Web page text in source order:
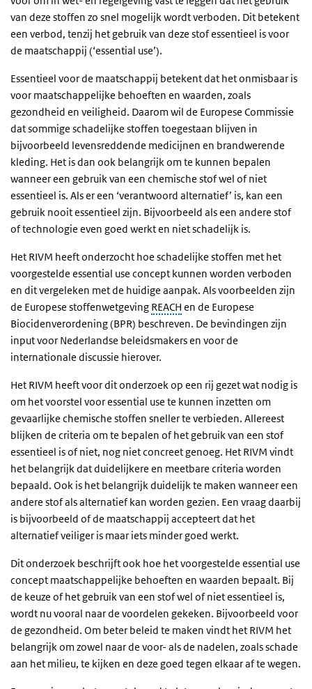
van deze stoffen zo snel mogelijk wordt verboden. Dit betekent
een verbod, tenzij het gebruik van deze stof essentieel is voor
de maatschappij (‘essential use’).
Essentieel voor de maatschappij betekent dat het onmisbaar is
voor maatschappelijke behoeften en waarden, zoals
gezondheid en veiligheid. Daarom wil de Europese Commissie
dat sommige schadelijke stoffen toegestaan blijven in
bijvoorbeeld levensreddende medicijnen en brandwerende
kleding. Het is dan ook belangrijk om te kunnen bepalen
wanneer een gebruik van een chemische stof wel of niet
essentieel is. Als er een ‘verantwoord alternatief’ is, kan een
gebruik nooit essentieel zijn. Bijvoorbeeld als een andere stof
of technologie even goed werkt en niet schadelijk is.
Het RIVM heeft onderzocht hoe schadelijke stoffen met het
voorgestelde essential use concept kunnen worden verboden
en dit vergeleken met de huidige aanpak. Als voorbeelden zijn
de Europese stoffenwetgeving REACH en de Europese
Biocidenverordening (BPR) beschreven. De bevindingen zijn
input voor Nederlandse beleidsmakers en voor de
internationale discussie hierover.
Het RIVM heeft voor dit onderzoek op een rij gezet wat nodig is
om het voorstel voor essential use te kunnen inzetten om
gevaarlijke chemische stoffen sneller te verbieden. Allereest
blijken de criteria om te bepalen of het gebruik van een stof
essentieel is of niet, nog niet concreet genoeg. Het RIVM vindt
het belangrijk dat duidelijkere en meetbare criteria worden
bepaald. Ook is het belangrijk duidelijk te maken wanneer een
andere stof als alternatief kan worden gezien. Een vraag daarbij
is bijvoorbeeld of de maatschappij accepteert dat het
alternatief veiliger is maar iets minder goed werkt.
Dit onderzoek beschrijft ook hoe het voorgestelde essential use
concept maatschappelijke behoeften en waarden bepaalt. Bij
de keuze of het gebruik van een stof wel of niet essentieel is,
wordt nu vooral naar de voordelen gekeken. Bijvoorbeeld voor
de gezondheid. Om beter beleid te maken vindt het RIVM het
belangrijk om zowel naar de voor- als de nadelen, zoals schade
aan het milieu, te kijken en deze goed tegen elkaar af te wegen.